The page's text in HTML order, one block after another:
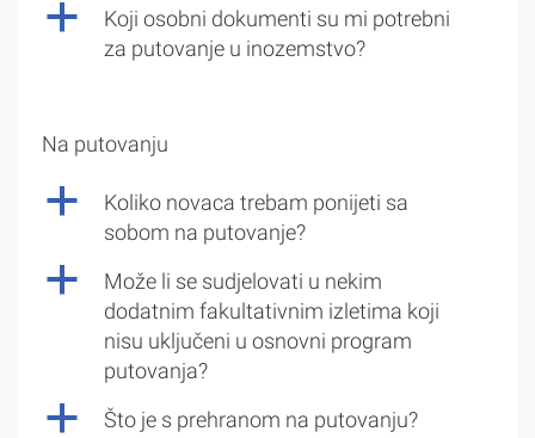
a
Koji osobni dokumenti su mi potrebni
za putovanje u inozemstvo?
Na putovanju
a
Koliko novaca trebam ponijeti sa
sobom na putovanje?
a
Može li se sudjelovati u nekim
dodatnim fakultativnim izletima koji
nisu uključeni u osnovni program
putovanja?
a Što je s prehranom na putovanju?